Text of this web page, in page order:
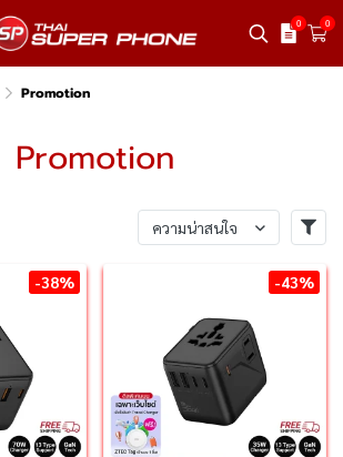
0 0
Promotion
Promotion
ความน่าสนใจ
-38% -43%